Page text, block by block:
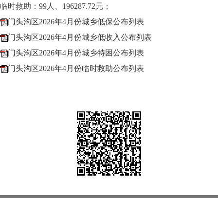
临时救助：99人、196287.72元；
门头沟区2026年4月份城乡低保公布列表
门头沟区2026年4月份城乡低收入公布列表
门头沟区2026年4月份城乡特困公布列表
门头沟区2026年4月份临时救助公布列表